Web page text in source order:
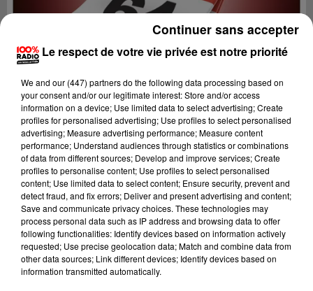
Lecture (1 min 9 sec)
100%
Le respect de votre vie privée est notre priorité
We and our (447) partnersdo the following data processing based on
your consent and/or our legitimate interest: Store and/or access
information on a device; Use limited data to select advertising; Create
profiles for personalised advertising; Use profiles to select personalised
advertising; Measure advertising performance; Measure content
performance; Understand audiences through statistics or combinations
of data from different sources; Develop and improve services; Create
profiles to personalise content; Use profiles to select personalised
content; Use limited data to select content; Ensure security, prevent and
detect fraud, and fix errors; Deliver and present advertising and content;
Save and communicate privacy choices. These technologies may
process personal data such as IP address and browsing data to offer
following functionalities: Identify devices based on information actively
requested; Use precise geolocation data; Match and combine data from
other data sources; Link different devices; Identify devices based on
information transmitted automatically.
Continuer sans accepter